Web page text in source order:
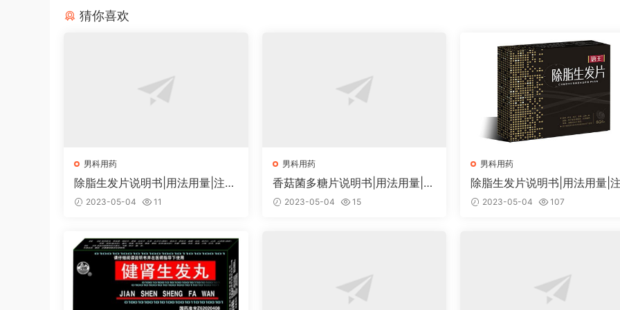
猜你喜欢
男科用药
除脂生发片说明书|用法用量|注意
事项2023-05-04 11
男科用药
香菇菌多糖片说明书|用法用量|注
意事项
2023-05-04 15
男科用药
除脂生发片说明书|用法用量|
事项2023-05-04 107